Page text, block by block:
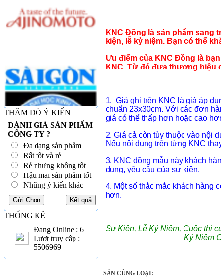
THĂM DÒ Ý KIẾN
ĐÁNH GIÁ SẢN PHẨM
CÔNG TY ?
Đa dạng sản phẩm
Rất tốt và rẻ
Rẻ nhưng không tốt
Hậu mãi sản phẩm tốt
Những ý kiến khác
THỐNG KÊ
Đang Online : 6
Lượt truy cập :
5506969
KNC Đồng là sản phẩm sang
kiện, lễ kỷ niệm. Bạn có thể
Ưu điểm của KNC Đồng là
KNC. Từ đó đưa thương hiệu
1. Giá ghi trên KNC là giá áp
chuẩn 23x30cm. Với các đơn
giá có thể thấp hơn hoặc cao
2. Giá cả còn tùy thuộc vào nội
Nếu nội dung trên từng KNC
3. KNC đồng mẫu này khách
dung, yêu cầu của sự kiện.
4. Một số thắc mắc khách hàng
hơn.
Sự Kiện, Lễ Kỷ Niệm, Cuộc thi
Kỷ Niệm
SẢN CÙNG LOẠI: